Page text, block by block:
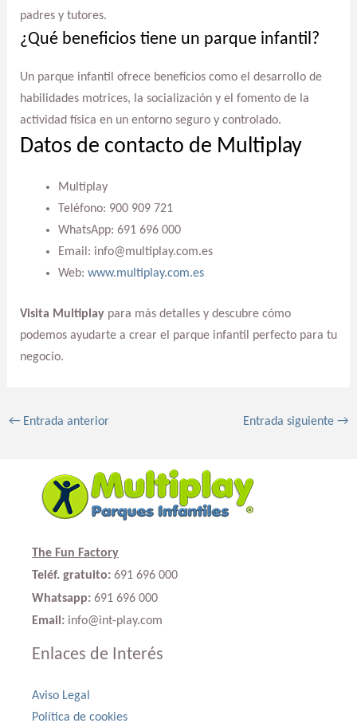
padres y tutores.
¿Qué beneficios tiene un parque infantil?
Un parque infantil ofrece beneficios como el desarrollo de
habilidades motrices, la socialización y el fomento de la
actividad física en un entorno seguro y controlado.
Datos de contacto de Multiplay
Multiplay
Teléfono: 900 909 721
WhatsApp: 691 696 000
Email: info@multiplay.com.es
Web: www.multiplay.com.es
Visita Multiplaypara más detalles y descubre cómo
podemos ayudarte a crear el parque infantil perfecto para tu
negocio.
←Entrada anterior Entrada siguiente→
The Fun Factory
Teléf. gratuito: 691 696 000
Whatsapp: 691 696 000
Email: info@int-play.com
Enlaces de Interés
Aviso Legal
Política de cookies